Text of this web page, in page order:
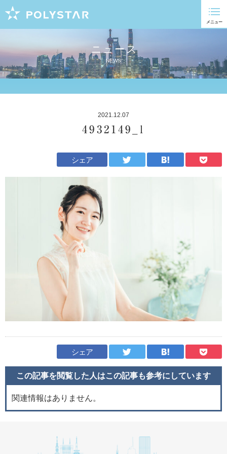
ニュース
NEWS
2021.12.07
4932149_l
シェア
シェア
この記事を閲覧した人はこの記事も参考にしています
関連情報はありません。